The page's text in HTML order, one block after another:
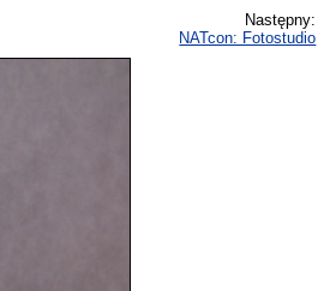
Następny:
NATcon: Fotostudio